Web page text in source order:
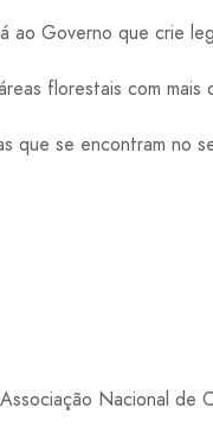
ao Governo que crie
florestais com
que se encontram no
Nacional de